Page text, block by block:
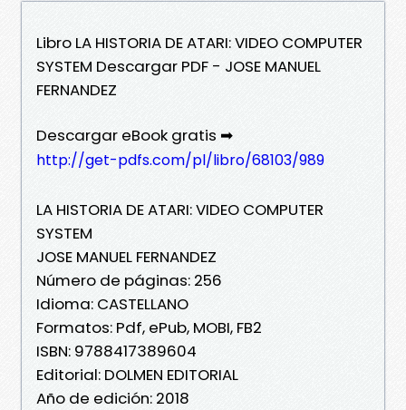
Libro LA HISTORIA DE ATARI: VIDEO COMPUTER
SYSTEM Descargar PDF - JOSE MANUEL
FERNANDEZ
Descargar eBook gratis ➡
http://get-pdfs.com/pl/libro/68103/989
LA HISTORIA DE ATARI: VIDEO COMPUTER
SYSTEM
JOSE MANUEL FERNANDEZ
Número de páginas: 256
Idioma: CASTELLANO
Formatos: Pdf, ePub, MOBI, FB2
ISBN: 9788417389604
Editorial: DOLMEN EDITORIAL
Año de edición: 2018